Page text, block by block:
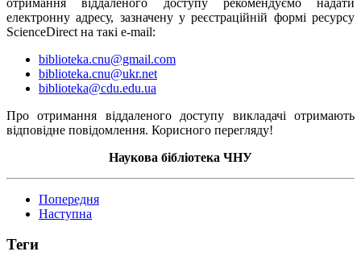
електронну адресу, зазначену у реєстраційній формі ресурсу
ScienceDirect на такі e-mail:
biblioteka.cnu@gmail.com
biblioteka.cnu@ukr.net
biblioteka@cdu.edu.ua
Про отримання віддаленого доступу викладачі отримають
відповідне повідомлення. Корисного перегляду!
Наукова бібліотека ЧНУ
Попередня
Наступна
Теги